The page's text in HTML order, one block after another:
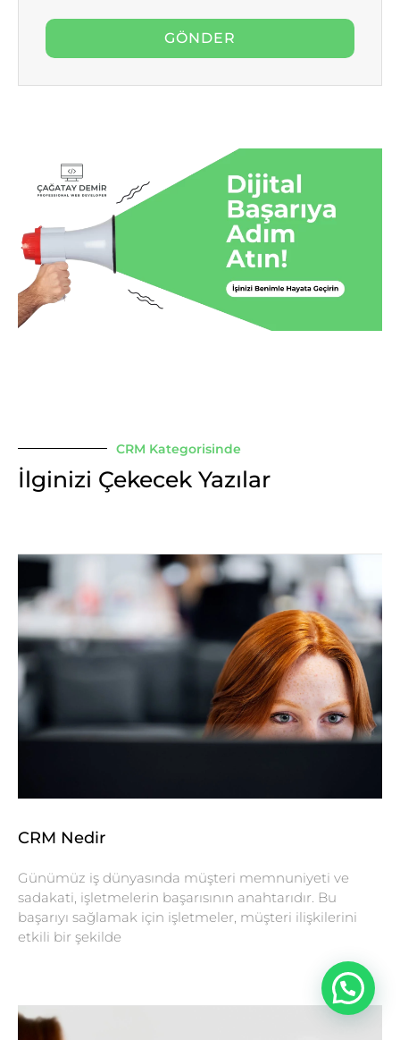
CRM Kategorisinde
İlginizi Çekecek Yazılar
CRM Nedir
Günümüz iş dünyasında müşteri memnuniyeti ve
sadakati, işletmelerin başarısının anahtarıdır. Bu
başarıyı sağlamak için işletmeler, müşteri ilişkilerini
etkili bir şekilde